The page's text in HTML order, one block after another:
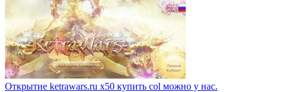
Открытие ketrawars.ru x50 купить col можно у нас.